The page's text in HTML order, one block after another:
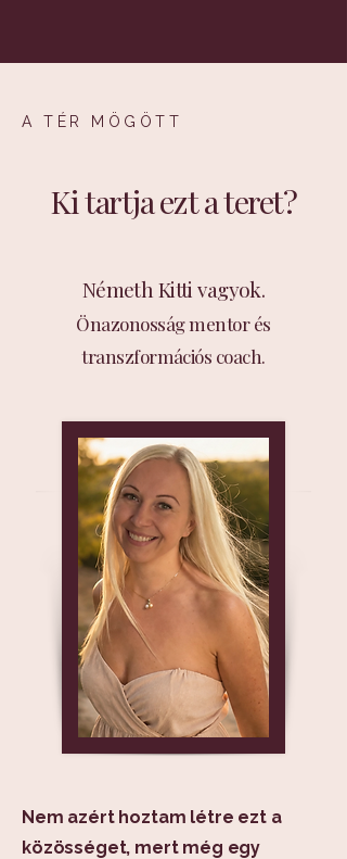
A TÉR MÖGÖTT
Ki tartja ezt a teret?
Németh Kitti vagyok.
Önazonosság mentor és
transzformációs coach.
Nem azért hoztam létre ezt a
közösséget, mert még egy